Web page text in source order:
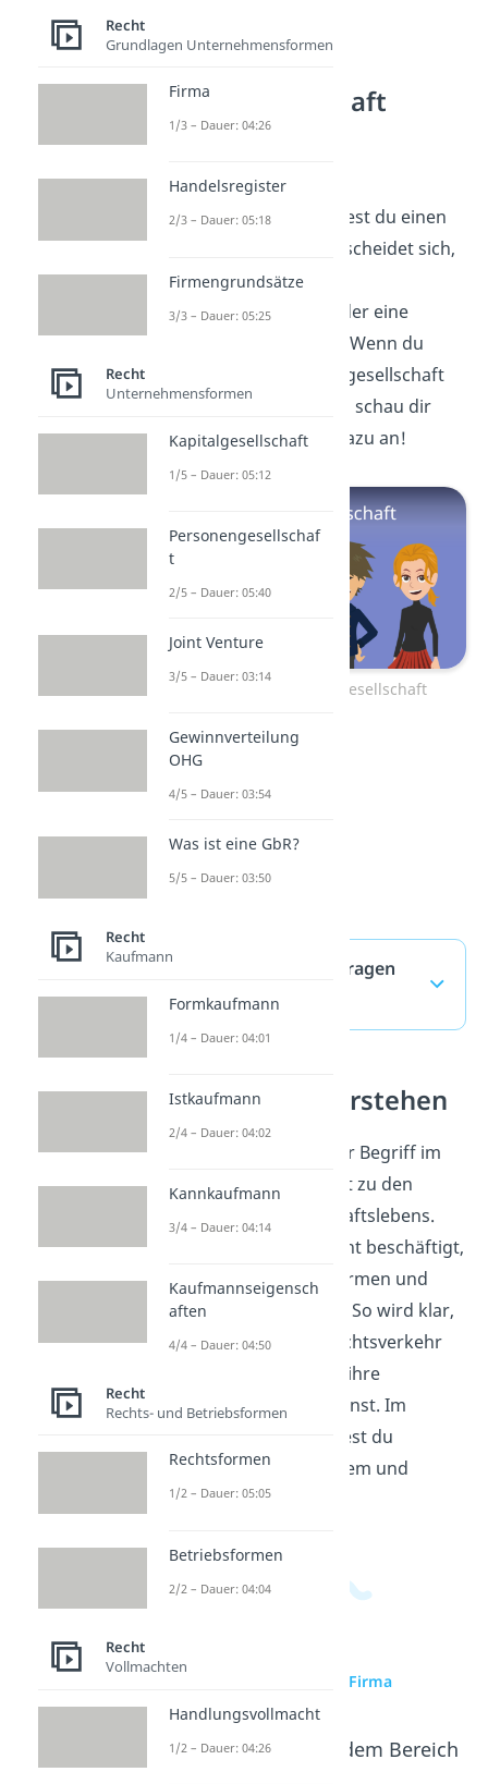
Kapitalgesellschaft
bedeutet. Hinter der
Firmenbezeichnung findest du einen
Firmenzusatz. Der unterscheidet sich,
je nachdem, ob du eine
Personengesellschaft
oder eine
Kapitalgesellschaft
bist. Wenn du
mehr über die Personengesellschaft
erfahren möchtest, dann schau dir
gerne unseren Beitrag dazu an!
Zum Video: Personengesellschaft
Firma — häufigste Fragen
(ausklappen)
Handelsrecht verstehen
Die Firma ist ein zentraler Begriff im
Handelsrecht und gehört zu den
Grundlagen des Wirtschaftslebens.
Wer sich mit Handelsrecht beschäftigt,
ordnet Namen, Rechtsformen und
Regeln für Kaufleute ein. So wird klar,
wie Unternehmen im Rechtsverkehr
auftreten und woran du ihre
rechtliche Stellung erkennst. Im
findest du
passende Videos zu diesem und
verwandten Themen.
zur Videoseite: Firma
Beliebte Inhalte aus dem Bereich
Recht
Grundlagen Unternehmensformen
Firma
1/3 – Dauer: 04:26
Handelsregister
2/3 – Dauer: 05:18
Firmengrundsätze
3/3 – Dauer: 05:25
Recht
Unternehmensformen
Kapitalgesellschaft
1/5 – Dauer: 05:12
Personengesellschaf
t
2/5 – Dauer: 05:40
Joint Venture
3/5 – Dauer: 03:14
Gewinnverteilung
OHG
4/5 – Dauer: 03:54
Was ist eine GbR?
5/5 – Dauer: 03:50
Recht
Kaufmann
Formkaufmann
1/4 – Dauer: 04:01
Istkaufmann
2/4 – Dauer: 04:02
Kannkaufmann
3/4 – Dauer: 04:14
Kaufmannseigensch
aften
4/4 – Dauer: 04:50
Recht
Rechts- und Betriebsformen
Rechtsformen
1/2 – Dauer: 05:05
Betriebsformen
2/2 – Dauer: 04:04
Recht
Vollmachten
Handlungsvollmacht
1/2 – Dauer: 04:26